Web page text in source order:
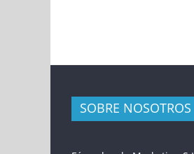
SOBRE NOSOTROS